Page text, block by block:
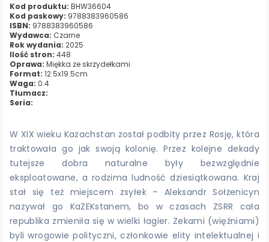
Kod produktu: BHW36604
Kod paskowy: 9788383960586
ISBN: 9788383960586
Wydawca: Czarne
Rok wydania: 2025
Ilość stron: 448
Oprawa: Miękka ze skrzydełkami
Format: 12.5x19.5cm
Waga: 0.4
Tłumacz:
Seria:
W XIX wieku Kazachstan został podbity przez Rosję, która
traktowała go jak swoją kolonię. Przez kolejne dekady
tutejsze dobra naturalne były bezwzględnie
eksploatowane, a rodzima ludność dziesiątkowana. Kraj
stał się też miejscem zsyłek – Aleksandr Sołżenicyn
nazywał go KaZEKstanem, bo w czasach ZSRR cała
republika zmieniła się w wielki łagier. Zekami (więźniami)
byli wrogowie polityczni, członkowie elity intelektualnej i